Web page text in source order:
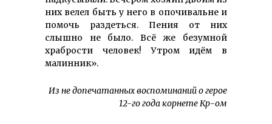
них велел быть у него в опочивальне и
помочь раздеться. Пения от них
слышно не было. Всё же безумной
храбрости человек! Утром идём в
малинник».
Из не допечатанных воспоминаний о герое
12-го года корнете Кр-ом